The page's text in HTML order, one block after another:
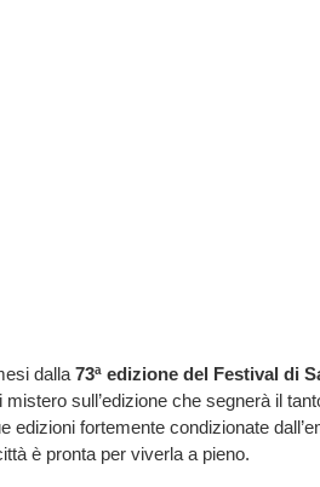
dalla 73ª edizione del Festival di
sull’edizione che segnerà il
edizioni fortemente condizionate
è pronta per viverla a pieno.